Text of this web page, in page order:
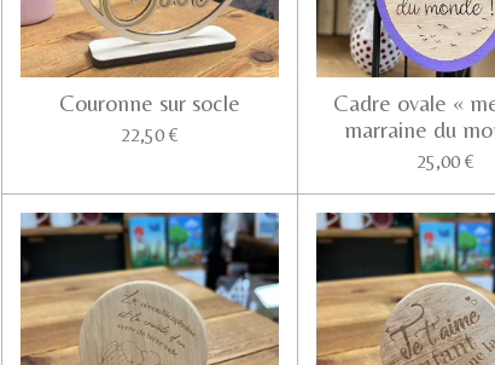
Couronne sur socle
22,50 €
Cadre ovale «
marraine du
25,00 €